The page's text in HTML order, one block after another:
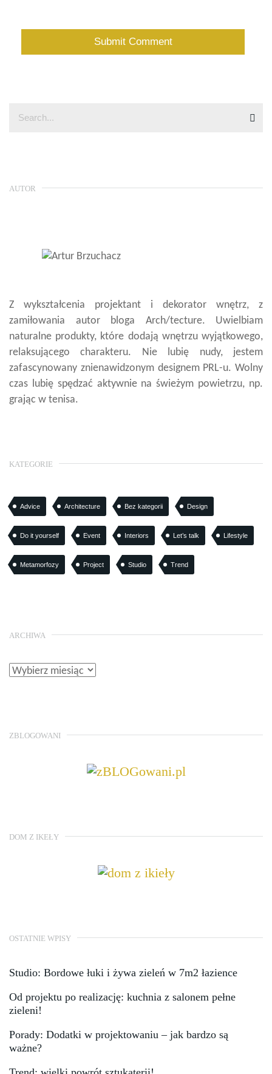
AUTOR
Z wykształcenia projektant i dekorator wnętrz, z
zamiłowania autor bloga Arch/tecture. Uwielbiam
naturalne produkty, które dodają wnętrzu wyjątkowego,
relaksującego charakteru. Nie lubię nudy, jestem
zafascynowany znienawidzonym designem PRL-u. Wolny
czas lubię spędzać aktywnie na świeżym powietrzu, np.
grając w tenisa.
KATEGORIE
Advice Architecture Bez kategorii Design
Do it yourself Event Interiors Let’s talk Lifestyle
Metamorfozy Project Studio Trend
ARCHIWA
ZBLOGOWANI
DOM Z IKEŁY
OSTATNIE WPISY
Studio: Bordowe łuki i żywa zieleń w 7m2 łazience
Od projektu po realizację: kuchnia z salonem pełne
zieleni!
Porady: Dodatki w projektowaniu – jak bardzo są
ważne?